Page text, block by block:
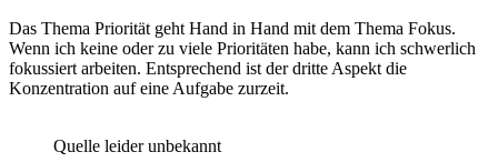
Das Thema Priorität geht Hand in Hand mit dem Thema Fokus.
Wenn ich keine oder zu viele Prioritäten habe, kann ich schwerlich
fokussiert arbeiten. Entsprechend ist der dritte Aspekt die
Konzentration auf eine Aufgabe zurzeit.
Quelle leider unbekannt